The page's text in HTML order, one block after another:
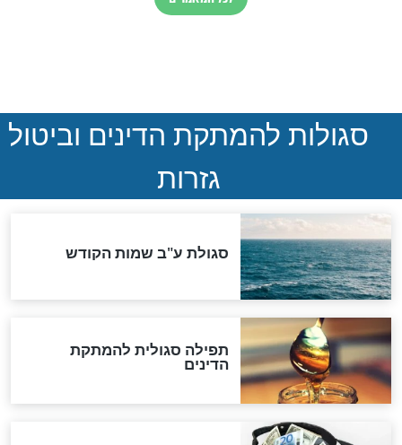
שורדת השואה שחוגגת 100:
"מודה לקב"ה על כל השנים"
לכל המאמרים
אחרית הימים